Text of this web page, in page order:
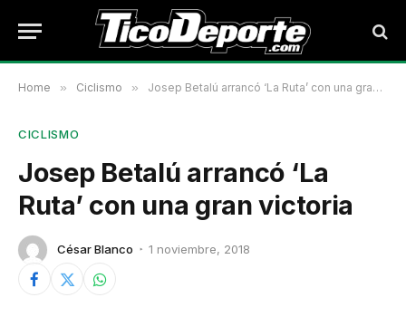
Home » Ciclismo » Josep Betalú arrancó ‘La Ruta’ con una gran victoria
CICLISMO
Josep Betalú arrancó ‘La
Ruta’ con una gran victoria
César Blanco 1 noviembre, 2018